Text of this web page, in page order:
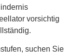
vorsichtig
suchen Sie